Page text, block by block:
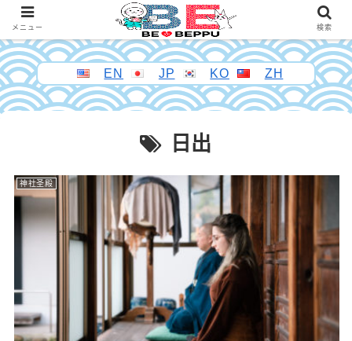
EN JP KO ZH
日出
神社圣殿
メニュー 検索